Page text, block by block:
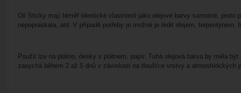
Oil Sticky mají téměř identické vlastnosti jako olejové barvy samotné,
nepopraskala, atd. V případě potřeby je možné je ředit olejem, terpentýnem,
Použit lze na plátno, desky s plátnem, papír. Tuhá olejová barva by měla
zasychá během 2 až 5 dnů v závislosti na tloušťce vrstvy a